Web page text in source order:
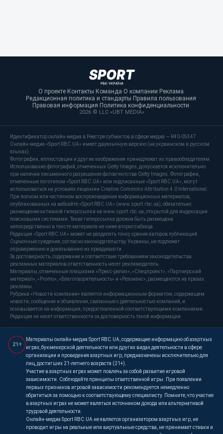
О проекте·Контакты·Команда·О компании·Реклама·
Редакционная политика и стандарты·Правила пользования·
Правовая информация·Политика конфиденциальности·
2026 © LLC «UBT MEDIA»
Идентификатор онлайн-медиа в Реестре субъектов в сфере медиа — R40-05347
Онлайн-медиа «Sport RBC.UA» имеет двуязычную версию (на украинском и русском
языках).
Фотографии, иллюстрации и другие изображения принадлежат их правообладателям.
Использование фотографий, отмеченных Getty Images, допускается исключительно
при наличии письменного разрешения фотоагентства Getty Images. Фотографии,
отмеченные логотипом «Sport RBC.UA» или подписанные «Sport RBC.UA», могут
использоваться на условиях лицензии Creative Commons Attribution 4.0 International.
При полном или частичном воспроизведении информационных материалов,
опубликованных на вебсайте «Sport RBC.UA» (www.sport.rbc.ua), обязательно
размещение активной гиперссылки на www.sport.rbc.ua, открытой для индексации
поисковыми системами. Такая гиперссылка должна быть размещена
непосредственно в тексте материала не ниже второго абзаца.
Редакция «Sport RBC.UA» может не разделять точку зрения авторов публикаций.
Оценочные суждения, согласно законодательству Украины, не подлежат
опровержению и доказыванию их правдивости.
За достоверность, содержание и соответствие требованиям законодательства
рекламных материалов ответственность несет рекламодатель.
Материалы, отмеченные плашками «Пресс-релиз», «Спецпроект», «Партнерский
материал», «Promo», «Благотворительность» и «Резонанс», размещаются на правах
рекламы.
Рубрика «Новости компании» является информационным форматом, содержащим
новости, сообщения и объявления, связанные с деятельностью компаний, и
основывается на информации, предоставленной соответствующими компаниями.
Редакция не несет ответственности за достоверность такой информации.
21+
Материалы онлайн-медиа Sport RBC.UA, содержащие информацию об азартных
играх, букмекерской деятельности или других видах деятельности в сфере
организации и проведения азартных игр, предназначены исключительно для
лиц, достигших 21-летнего возраста (21+).
Участие в азартных играх может повлечь за собой развитие игровой
зависимости. Соблюдайте принципы ответственной игры. При появлении
первых признаков игровой зависимости рекомендуется немедленно
обратиться за помощью к соответствующему специалисту. Помните, что участие
в азартных играх не может являться источником дохода или альтернативой
трудовой деятельности.
Онлайн-медиа Sport RBC.UA не является организатором азартных игр, не
проводит игры на реальные или виртуальные средства, не принимает ставки и